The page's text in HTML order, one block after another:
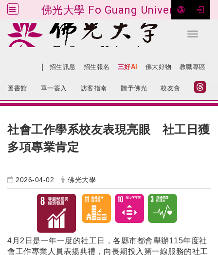
佛光大學 Fo Guang University
Toggle
跳到主要內容
招生訊息 招生報名 三好AI 佛大好物 教職專區
圖書館 單一簽入 訪客指南 贈予佛光 校友會
社會工作學系校友表現亮眼 社工日獲
多項專業肯定
2026-04-02 佛光大學
4月2日是一年一度的社工日，各縣市都會舉辦115年度社
會工作專業人員表揚典禮，向長期投入第一線服務的社工